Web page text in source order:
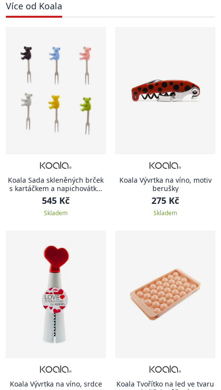
Více od Koala
Koala Sada skleněných brček
s kartáčkem a napichovátka,
11 ks
545 Kč
Skladem
Koala Vývrtka na víno, motiv
berušky
275 Kč
Skladem
Koala Vývrtka na víno, srdce
Koala Tvořítko na led ve tvaru